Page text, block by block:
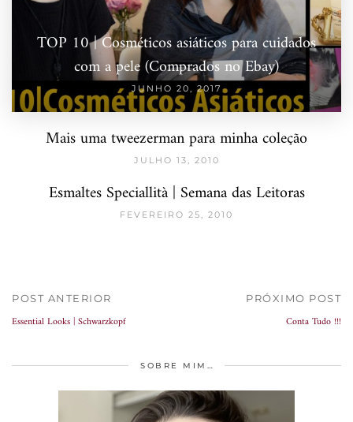
TOP 10 | Cosméticos asiáticos para cuidados
com a pele (Comprados no Ebay)
JUNHO 20, 2017
Mais uma tweezerman para minha coleção
JULHO 13, 2010
Esmaltes Speciallità | Semana das Leitoras
FEVEREIRO 25, 2010
POST ANTERIOR
Essential Looks | Schwarzkopf
PRÓXIMO POST
Conta Tudo !!!
SOBRE MIM…